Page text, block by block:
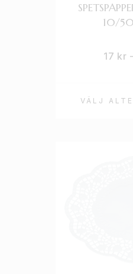
VÄLJ
10/
17 kr